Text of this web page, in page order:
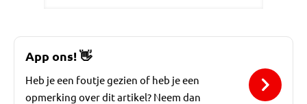
App ons! 👋
Heb je een foutje gezien of heb je een
opmerking over dit artikel? Neem dan